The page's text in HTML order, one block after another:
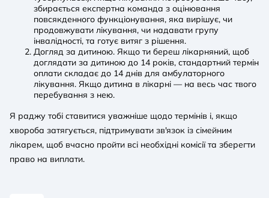
збирається експертна команда з оцінювання
повсякденного функціонування, яка вирішує, чи
продовжувати лікування, чи надавати групу
інвалідності, та готує витяг з рішення.
Догляд за дитиною. Якщо ти береш лікарняний, щоб
доглядати за дитиною до 14 років, стандартний термін
оплати складає до 14 днів для амбулаторного
лікування. Якщо дитина в лікарні — на весь час твого
перебування з нею.
Я раджу тобі ставитися уважніше щодо термінів і, якщо
хвороба затягується, підтримувати зв'язок із сімейним
лікарем, щоб вчасно пройти всі необхідні комісії та зберегти
право на виплати.